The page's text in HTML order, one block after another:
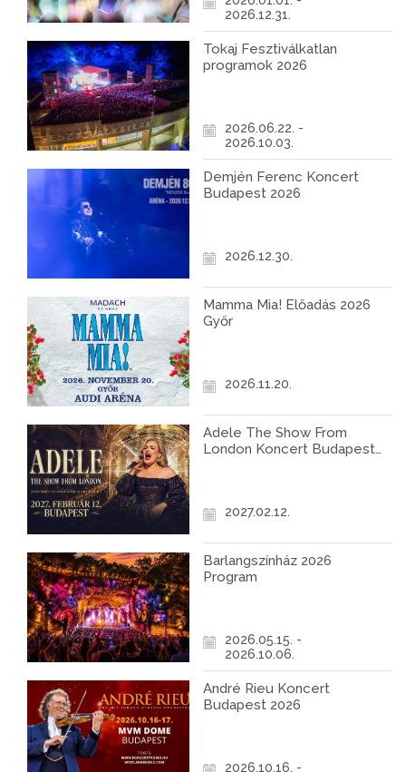
2026.12.31.
Tokaj Fesztiválkatlan
programok 2026
2026.06.22. -
2026.10.03.
Demjén Ferenc Koncert
Budapest 2026
2026.12.30.
Mamma Mia! Előadás 2026
Győr
2026.11.20.
Adele The Show From
London Koncert Budapest
2027.02.12.
Barlangszínház 2026
Program
2026.05.15. -
2026.10.06.
André Rieu Koncert
Budapest 2026
2026.10.16. -